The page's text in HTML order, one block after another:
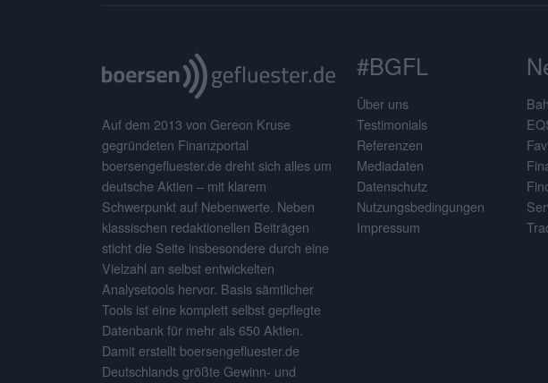
Auf dem 2013 von Gereon Kruse
gegründeten Finanzportal
boersengefluester.de dreht sich alles um
deutsche Aktien – mit klarem
Schwerpunkt auf Nebenwerte. Neben
klassischen redaktionellen Beiträgen
sticht die Seite insbesondere durch eine
Vielzahl an selbst entwickelten
Analysetools hervor. Basis sämtlicher
Tools ist eine komplett selbst gepflegte
Datenbank für mehr als 650 Aktien.
Damit erstellt boersengefluester.de
Deutschlands größte Gewinn- und
#BGFL
Über uns
Testimonials
Referenzen
Mediadaten
Datenschutz
Nutzungsbedingungen
Impressum